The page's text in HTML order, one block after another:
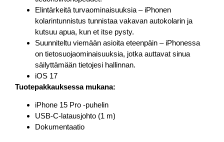
Elintärkeitä turvaominaisuuksia – iPhonen
kolarintunnistus tunnistaa vakavan autokolarin ja
kutsuu apua, kun et itse pysty.
Suunniteltu viemään asioita eteenpäin – iPhonessa
on tietosuojaominaisuuksia, jotka auttavat sinua
säilyttämään tietojesi hallinnan.
iOS 17
Tuotepakkauksessa mukana:
iPhone 15 Pro -puhelin
USB-C-latausjohto (1 m)
Dokumentaatio